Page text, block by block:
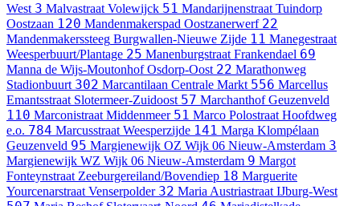
West 3 Malvastraat Volewijck 51 Mandarijnenstraat Tuindorp
Oostzaan 120 Mandenmakerspad Oostzanerwerf 22
Mandenmakerssteeg Burgwallen-Nieuwe Zijde 11 Manegestraat
Weesperbuurt/Plantage 25 Manenburgstraat Frankendael 69
Manna de Wijs-Moutonhof Osdorp-Oost 22 Marathonweg
Stadionbuurt 302 Marcantilaan Centrale Markt 556 Marcellus
Emantsstraat Slotermeer-Zuidoost 57 Marchanthof Geuzenveld
110 Marconistraat Middenmeer 51 Marco Polostraat Hoofdweg
e.o. 784 Marcusstraat Weesperzijde 141 Marga Klompélaan
Geuzenveld 95 Margienewijk OZ Wijk 06 Nieuw-Amsterdam 3
Margienewijk WZ Wijk 06 Nieuw-Amsterdam 9 Margot
Fonteynstraat Zeeburgereiland/Bovendiep 18 Marguerite
Yourcenarstraat Venserpolder 32 Maria Austriastraat IJburg-West